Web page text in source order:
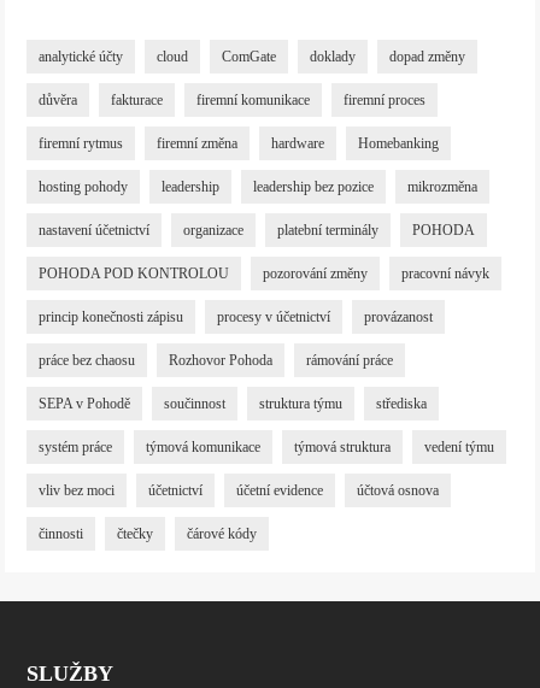
analytické účty cloud ComGate doklady dopad změny
důvěra fakturace firemní komunikace firemní proces
firemní rytmus firemní změna hardware Homebanking
hosting pohody leadership leadership bez pozice mikrozměna
nastavení účetnictví organizace platební terminály POHODA
POHODA POD KONTROLOU pozorování změny pracovní návyk
princip konečnosti zápisu procesy v účetnictví provázanost
práce bez chaosu Rozhovor Pohoda rámování práce
SEPA v Pohodě součinnost struktura týmu střediska
systém práce týmová komunikace týmová struktura vedení týmu
vliv bez moci účetnictví účetní evidence účtová osnova
činnosti čtečky čárové kódy
SLUŽBY